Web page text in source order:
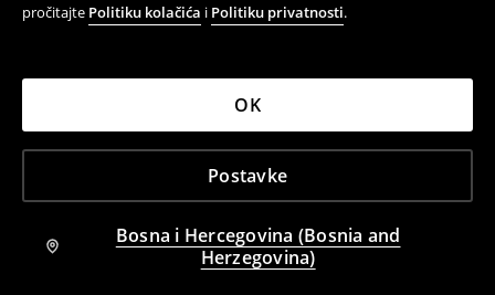
pročitajte Politiku kolačića i Politiku privatnosti.
Postavke
OK
Bosna i Hercegovina (Bosnia and
Herzegovina)
Majica s uzorkom